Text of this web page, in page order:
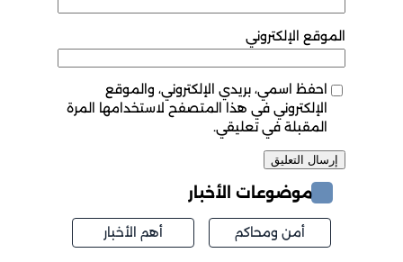
الموقع الإلكتروني
احفظ اسمي، بريدي الإلكتروني، والموقع
الإلكتروني في هذا المتصفح لاستخدامها المرة
المقبلة في تعليقي.
موضوعات الأخبار
أمن ومحاكم أهم الأخبار